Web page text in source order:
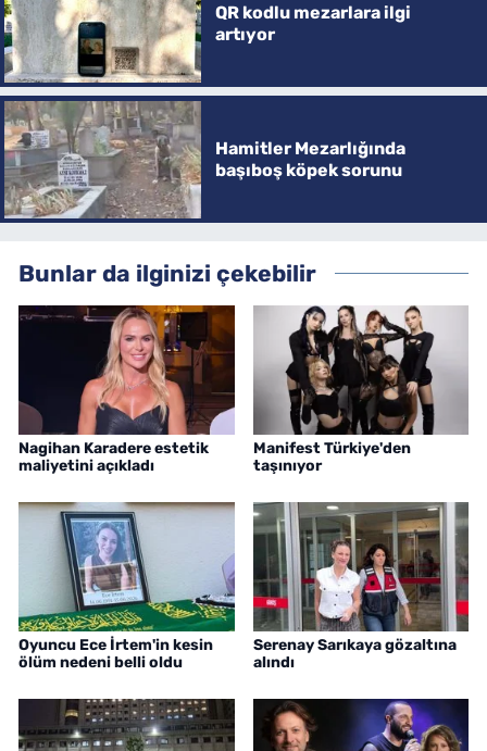
QR kodlu mezarlara ilgi
artıyor
Hamitler Mezarlığında
başıboş köpek sorunu
Bunlar da ilginizi çekebilir
Nagihan Karadere estetik
maliyetini açıkladı
Manifest Türkiye'den
taşınıyor
Oyuncu Ece İrtem'in kesin
ölüm nedeni belli oldu
Serenay Sarıkaya gözaltına
alındı